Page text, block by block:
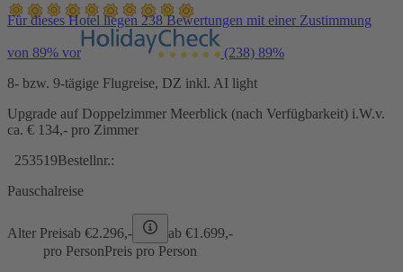
Für dieses Hotel liegen 238 Bewertungen mit einer Zustimmung
von 89% vor (238) 89%
8- bzw. 9-tägige Flugreise, DZ inkl. AI light
Upgrade auf Doppelzimmer Meerblick (nach Verfügbarkeit) i.W.v.
ca. € 134,- pro Zimmer
253519Bestellnr.:
Pauschalreise
Alter Preisab €2.296,- ab €1.699,-
pro PersonPreis pro Person